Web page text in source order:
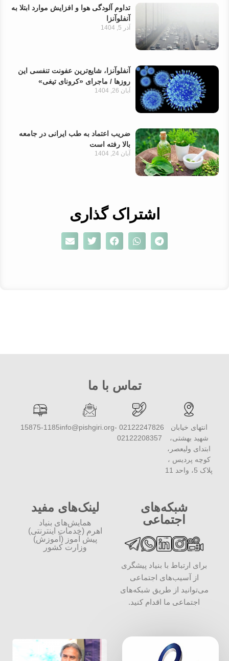
تداوم آلودگی هوا و افزایش موارد ابتلا به
آنفلوآنزا
آذر 5, 1404
آنفلوآنزا، شایع‌ترین عفونت تنفسی این
روزها / ماجرای «کرونای تیغی»
آبان 26, 1404
ضریب اعتماد به طب ایرانی در جامعه
بالا رفته است
آبان 24, 1404
اشتراک گذاری
تماس با ما
انتهای خیابان
شهید بهشتی،
ابتدای ولیعصر،
کوچه پردیس ،
پلاک 5، واحد 11
02122247826 -
02122208357
info@pishgiri.org
15875-1185
شبکه‌های
اجتماعی
برای ارتباط با بنیاد پیشگری
از آسیب‌های اجتماعی
می‌توانید از طریق شبکه‌‎های
اجتماعی ما اقدام کنید.
لینک‌های مفید
همایش‌های بنیاد
اهرم (خدمات اینترنتی)
پیش آموز (آموزش)
وزارت کشور